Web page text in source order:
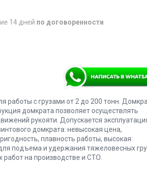
14 дней по договоренности
работы с грузами от 2 до 200 тонн.
домкрата позволяет осуществлять
рукояти. Допускается
домкрата: невысокая цена,
плавность работы, высокая
подъема и удержания тяжеловесных
на производстве и СТО.